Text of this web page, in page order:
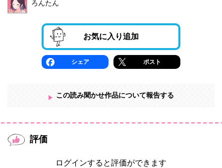
ろんたん
お気に入り追加
シェア ポスト
この読み聞かせ作品について報告する
評価
ログインすると評価ができます